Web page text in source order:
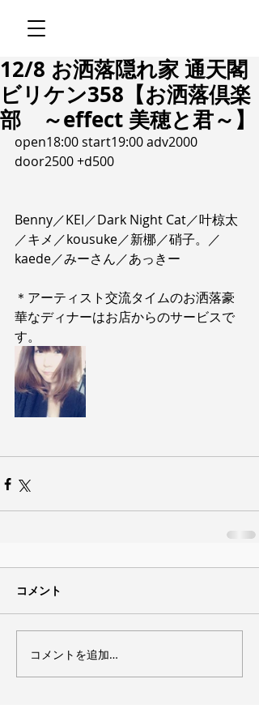
12/8 お洒落隠れ家 通天閣
ビリケン358【お洒落倶楽
部 ～effect 美穂と君～】
open18:00 start19:00 adv2000
door2500 +d500
Benny／KEI／Dark Night Cat／叶椋太
／キメ／kousuke／新梛／硝子。／
kaede／みーさん／あっきー
＊アーティスト交流タイムのお洒落豪
華なディナーはお店からのサービスで
す。
コメント
コメントを追加…